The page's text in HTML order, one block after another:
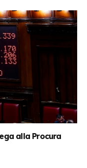
alla Procura